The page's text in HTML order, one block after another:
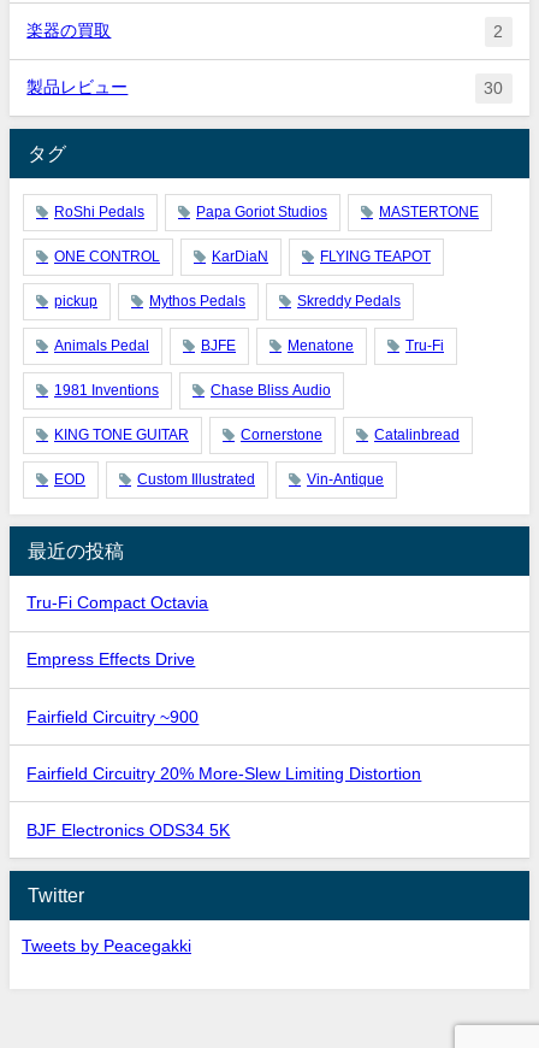
楽器の買取 2
製品レビュー 30
タグ
RoShi Pedals Papa Goriot Studios MASTERTONE
ONE CONTROL KarDiaN FLYING TEAPOT
pickup Mythos Pedals Skreddy Pedals
Animals Pedal BJFE Menatone Tru-Fi
1981 Inventions Chase Bliss Audio
KING TONE GUITAR Cornerstone Catalinbread
EOD Custom Illustrated Vin-Antique
最近の投稿
Tru-Fi Compact Octavia
Empress Effects Drive
Fairfield Circuitry ~900
Fairfield Circuitry 20% More-Slew Limiting Distortion
BJF Electronics ODS34 5K
Twitter
Tweets by Peacegakki